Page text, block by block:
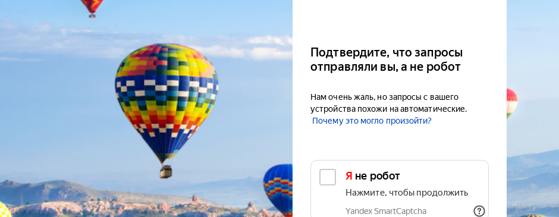
Подтвердите, что запросы
отправляли вы, а не робот
Нам очень жаль, но запросы с вашего
устройства похожи на автоматические.
Почему это могло произойти?
Я не робот
Нажмите, чтобы продолжить
Yandex SmartCaptcha